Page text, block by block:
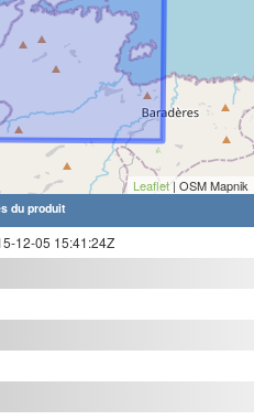
Leaflet | OSM Mapnik
du produit
12-05 15:41:24Z